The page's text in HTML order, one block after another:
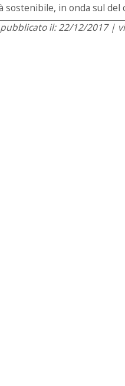
in onda sul del
pubblicato il: 22/12/2017 |